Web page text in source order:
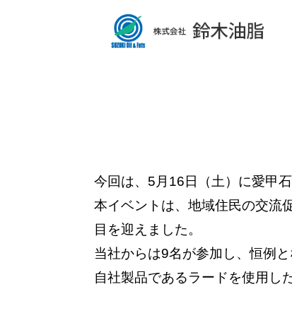
今回は、5月16日（土）に愛甲
本イベントは、地域住民の交流
目を迎えました。
当社からは9名が参加し、恒例
自社製品であるラードを使用し